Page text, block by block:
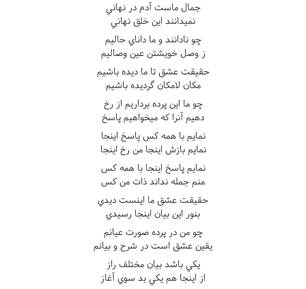
جمال ماست آدم در نهاني
نميدانند اين خلق نهاني
چو نادانند و ما داناي حاليم
ز وصل خويشتن عين وصاليم
حقيقت عشق تا ما ديده باشيم
مکان لامکان گرديده باشيم
چو ما اين پرده برداريم از رخ
دهيم آنرا که ميخواهيم پاسخ
نمايم با همه کس پاسخ اينجا
نمايم بازش اينجا من رخ اينجا
نمايم پاسخ اينجا با همه کس
منم جمله نداند ذات من کس
حقيقت عشق ما اينست ديدي
بنور اين بيان اينجا رسيدي
چو من در پرده صورت عيانم
يقين عشق است در شرح و بيانم
يکي باشد بيان مختلف راز
از اينجا هم يکي بد سوي آغاز